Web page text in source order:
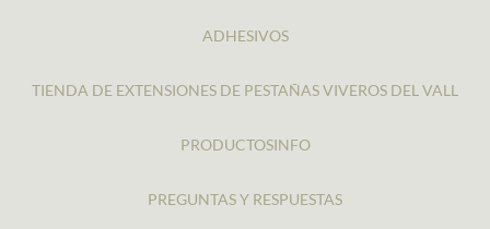
ADHESIVOS
TIENDA DE EXTENSIONES DE PESTAÑAS VIVEROS DEL VALL
PRODUCTOSINFO
PREGUNTAS Y RESPUESTAS